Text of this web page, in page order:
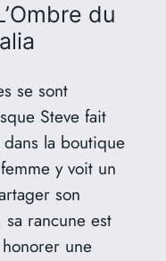
du
se sont
Steve fait
la boutique
y voit un
son
rancune est
une